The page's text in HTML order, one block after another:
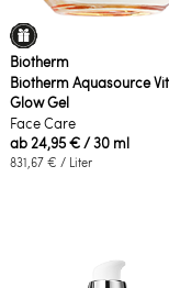
Biotherm
Biotherm Aquasource
Glow Gel
Face Care
ab24,95 €/ 30 ml
831,67 € / Liter